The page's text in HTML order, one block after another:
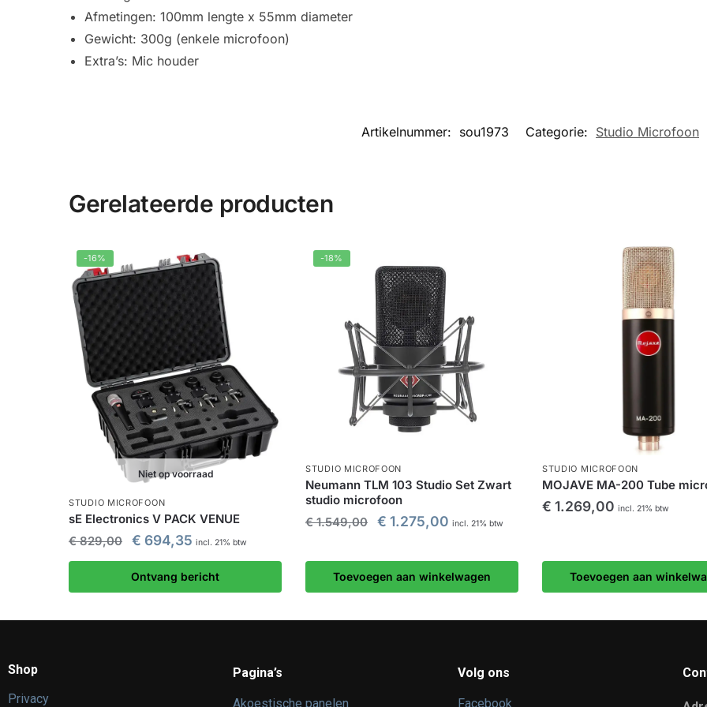
Afmetingen: 100mm lengte x 55mm diameter
Gewicht: 300g (enkele microfoon)
Extra’s: Mic houder
Artikelnummer: sou1973 Categorie: Studio Microfoon
Gerelateerde producten
-16%
Niet op voorraad
STUDIO MICROFOON
sE Electronics V PACK VENUE
€829,00 € 694,35 incl. 21% btw
Ontvang bericht
-18%
STUDIO MICROFOON
Neumann TLM 103 Studio Set Zwart
studio microfoon
€1.549,00 € 1.275,00 incl. 21% btw
Toevoegen aan winkelwagen
STUDIO MICROFOON
MOJAVE MA-200 Tube
€ 1.269,00 incl. 21% btw
Toevoegen aan
Shop
Privacy
Pagina’s
Akoestische panelen
Volg ons
Facebook